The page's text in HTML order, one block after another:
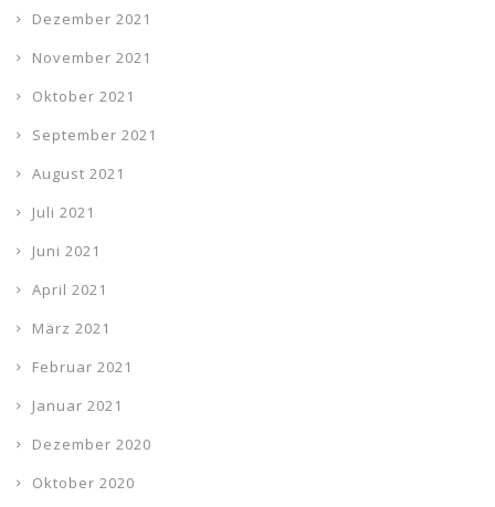
Dezember 2021
November 2021
Oktober 2021
September 2021
August 2021
Juli 2021
Juni 2021
April 2021
März 2021
Februar 2021
Januar 2021
Dezember 2020
Oktober 2020